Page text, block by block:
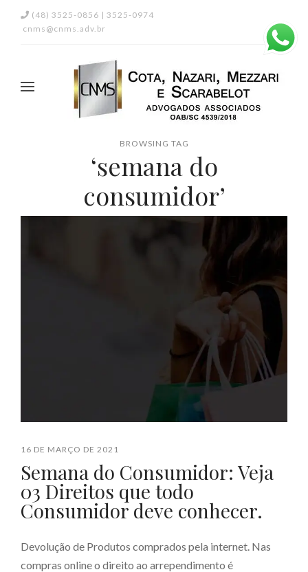
(48) 3525-0856 | 3525-0974
cnms@cnms.adv.br
BROWSING TAG
‘semana do
consumidor’
16 DE MARÇO DE 2021
Semana do Consumidor: Veja
03 Direitos que todo
Consumidor deve conhecer.
Devolução de Produtos comprados pela internet. Nas
compras online o direito ao arrependimento é